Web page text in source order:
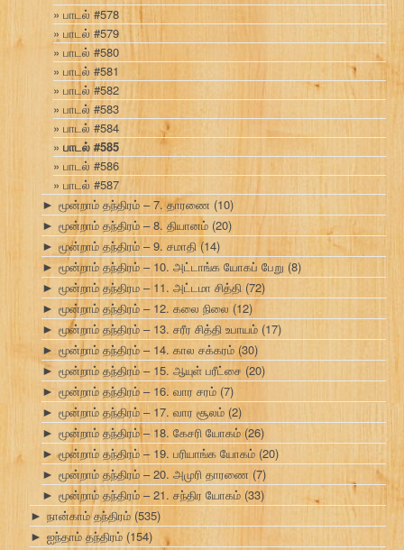
பாடல் #578
பாடல் #579
பாடல் #580
பாடல் #581
பாடல் #582
பாடல் #583
பாடல் #584
பாடல் #585
பாடல் #586
பாடல் #587
► மூன்றாம் தந்திரம் – 7. தாரணை (10)
► மூன்றாம் தந்திரம் – 8. தியானம் (20)
► மூன்றாம் தந்திரம் – 9. சமாதி(14)
► மூன்றாம் தந்திரம் – 10. அட்டாங்க யோகப் பேறு (8)
► மூன்றாம் தந்திரம – 11. அட்டமா சித்தி (72)
► மூன்றாம் தந்திரம் – 12. கலை நிலை (12)
► மூன்றாம் தந்திரம் – 13. சரீர சித்தி உபாயம் (17)
► மூன்றாம் தந்திரம் – 14. கால சக்கரம் (30)
► மூன்றாம் தந்திரம் – 15. ஆயுள் பரீட்சை (20)
► மூன்றாம் தந்திரம் – 16. வார சரம் (7)
► மூன்றாம் தந்திரம் – 17. வார சூலம் (2)
► மூன்றாம் தந்திரம் – 18. கேசரி யோகம் (26)
► மூன்றாம் தந்திரம் – 19. பரியாங்க யோகம் (20)
► மூன்றாம் தந்திரம் – 20. அமுரி தாரணை (7)
► மூன்றாம் தந்திரம் – 21. சந்திர யோகம் (33)
► நான்காம் தந்திரம் (535)
► ஐந்தாம் தந்திரம் (154)